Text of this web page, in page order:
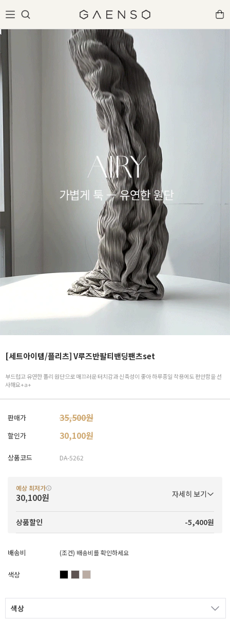
[세트아이템/플리츠] V루즈반팔티밴딩팬츠set
부드럽고 유연한 폴리 원단으로 매끄러운 터치감과 신축성이 좋아 하루종일 착용에도 편안함을 선
사해요+a+
판매가 35,500원
할인가 30,100원
상품코드 DA-5262
예상 최저가
30,100원 자세히 보기
상품할인 -5,400원
배송비 (조건) 배송비를 확인하세요
색상
색상